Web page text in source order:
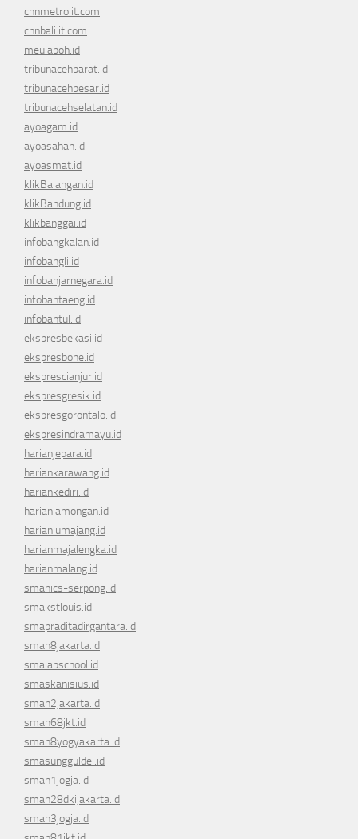
cnnmetro.it.com
cnnbali.it.com
meulaboh.id
tribunacehbarat.id
tribunacehbesar.id
tribunacehselatan.id
ayoagam.id
ayoasahan.id
ayoasmat.id
klikBalangan.id
klikBandung.id
klikbanggai.id
infobangkalan.id
infobangli.id
infobanjarnegara.id
infobantaeng.id
infobantul.id
ekspresbekasi.id
ekspresbone.id
eksprescianjur.id
ekspresgresik.id
ekspresgorontalo.id
ekspresindramayu.id
harianjepara.id
hariankarawang.id
hariankediri.id
harianlamongan.id
harianlumajang.id
harianmajalengka.id
harianmalang.id
smanics-serpong.id
smakstlouis.id
smapraditadirgantara.id
sman8jakarta.id
smalabschool.id
smaskanisius.id
sman2jakarta.id
sman68jkt.id
sman8yogyakarta.id
smasungguldel.id
sman1jogja.id
sman28dkijakarta.id
sman3jogja.id